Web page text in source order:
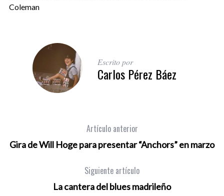
Coleman
Escrito por
Carlos Pérez Báez
Artículo anterior
Gira de Will Hoge para presentar “Anchors” en marzo
Siguiente artículo
La cantera del blues madrileño